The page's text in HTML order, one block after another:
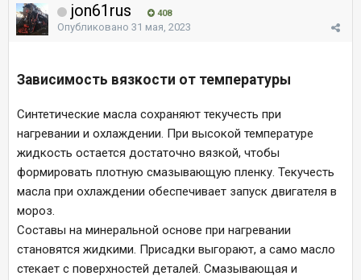
jon61rus 408
Опубликовано 31 мая, 2023
Зависимость вязкости от температуры
Синтетические масла сохраняют текучесть при
нагревании и охлаждении. При высокой температуре
жидкость остается достаточно вязкой, чтобы
формировать плотную смазывающую пленку. Текучесть
масла при охлаждении обеспечивает запуск двигателя в
мороз.
Составы на минеральной основе при нагревании
становятся жидкими. Присадки выгорают, а само масло
стекает с поверхностей деталей. Смазывающая и